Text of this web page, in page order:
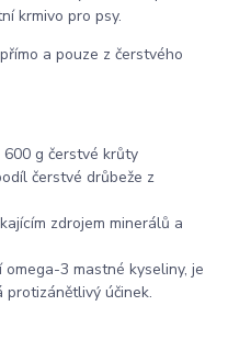
krmivo pro psy.
a pouze z čerstvého
g čerstvé krůty
čerstvé drůbeže z
zdrojem minerálů a
3 mastné kyseliny, je
protizánětlivý účinek.